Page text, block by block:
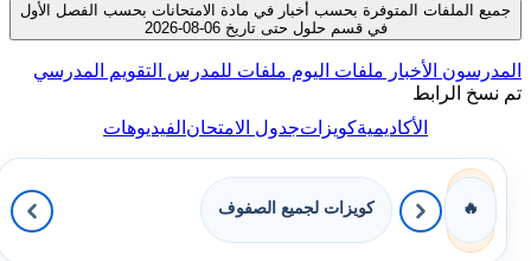
جميع الملفات المتوفرة بحسب أخبار في مادة الامتحانات بحسب الفصل الأول
في قسم حلول حتى تاريخ 06-08-2026
المدرسون الأخبار ملفات اليوم ملفات للمدرس التقويم المدرسي
تم نسخ الرابط
الأكاديميةكويزاتجدول الامتحانالفيديوهات
🔥 كويزات لجميع الصفوف